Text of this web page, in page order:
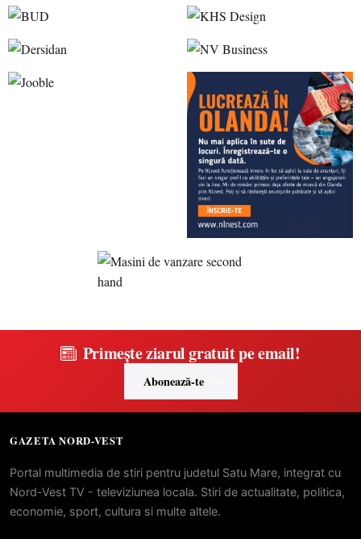
Primește ziarul gratuit pe email!
Abonează-te
GAZETA NORD-VEST
Portal multimedia de stiri pentru judetul Satu Mare, integrat cu
Nord-Vest TV - televiziunea locala. Stiri de actualitate, politica,
economie, sport, cultura si multe altele.